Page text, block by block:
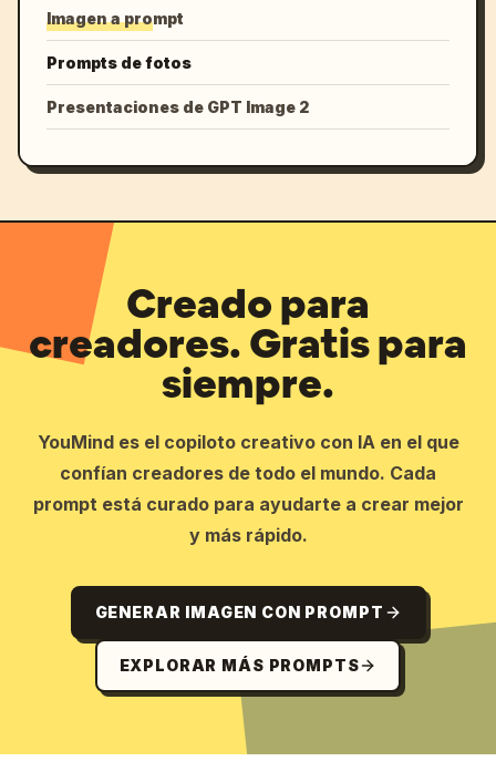
Imagen a prompt
Prompts de fotos
Presentaciones de GPT Image 2
Creado para
creadores. Gratis para
siempre.
YouMind es el copiloto creativo con IA en el que
confían creadores de todo el mundo. Cada
prompt está curado para ayudarte a crear mejor
y más rápido.
GENERAR IMAGEN CON PROMPT
EXPLORAR MÁS PROMPTS